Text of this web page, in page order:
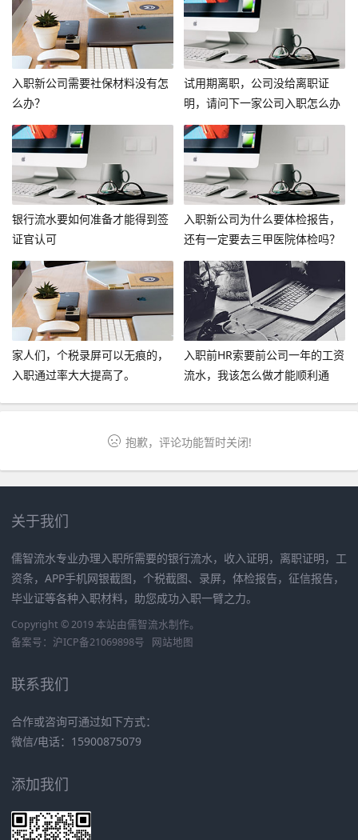
入职新公司需要社保材料没有怎
么办？
试用期离职，公司没给离职证
明，请问下一家公司入职怎么办
呢？
银行流水要如何准备才能得到签
证官认可
入职新公司为什么要体检报告，
还有一定要去三甲医院体检吗？
家人们，个税录屏可以无痕的，
入职通过率大大提高了。
入职前HR索要前公司一年的工资
流水，我该怎么做才能顺利通
抱歉，评论功能暂时关闭!
关于我们
儒智流水专业办理入职所需要的银行流水，收入证明，离职证明，工
资条，APP手机网银截图，个税截图、录屏，体检报告，征信报告，
毕业证等各种入职材料，助您成功入职一臂之力。
Copyright © 2019 本站由儒智流水制作。
备案号： 沪ICP备21069898号 网站地图
联系我们
合作或咨询可通过如下方式：
微信/电话：15900875079
添加我们